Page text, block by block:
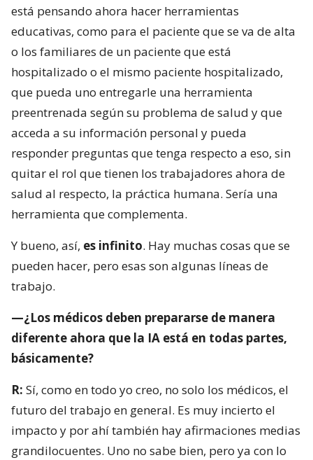
está pensando ahora hacer herramientas
educativas, como para el paciente que se va de alta
o los familiares de un paciente que está
hospitalizado o el mismo paciente hospitalizado,
que pueda uno entregarle una herramienta
preentrenada según su problema de salud y que
acceda a su información personal y pueda
responder preguntas que tenga respecto a eso, sin
quitar el rol que tienen los trabajadores ahora de
salud al respecto, la práctica humana. Sería una
herramienta que complementa.
Y bueno, así, es infinito. Hay muchas cosas que se
pueden hacer, pero esas son algunas líneas de
trabajo.
—¿Los médicos deben prepararse de manera
diferente ahora que la IA está en todas partes,
básicamente?
R: Sí, como en todo yo creo, no solo los médicos, el
futuro del trabajo en general. Es muy incierto el
impacto y por ahí también hay afirmaciones medias
grandilocuentes. Uno no sabe bien, pero ya con lo